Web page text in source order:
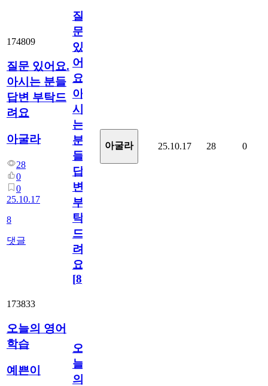
174809
질문 있어요.
아시는 분들
답변 부탁드
려요
아굴라
28
0
0
25.10.17
8
댓글
질
문
있
어
요.
아
시
는
분
들
답
변
부
탁
드
려
요
[8]
아굴라 25.10.17 28 0
173833
오늘의 영어
학습
예쁜이
오
늘
의